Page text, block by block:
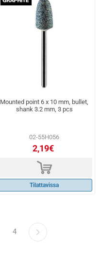
Mounted point 6 x 10 mm, bullet,
shank 3.2 mm, 3 pcs
02-55H056
2,19€
d
Tilattavissa
4